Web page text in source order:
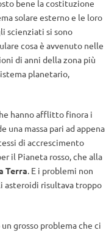
bene la costituzione
solare esterno e le loro
scienziati si sono
cosa è avvenuto nelle
di anni della zona più
planetario,
hanno afflitto finora i
una massa pari ad appena
di accrescimento
il Pianeta rosso, che alla
Terra. E i problemi non
asteroidi risultava troppo
grosso problema che ci